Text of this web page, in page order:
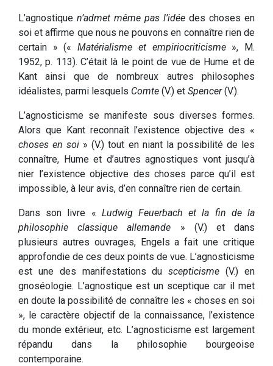
L’agnostique n’admet même pas l’idée des choses en
soi et affirme que nous ne pouvons en connaître rien de
certain » («Matérialisme et empiriocriticisme», M.
1952, p. 113). C’était là le point de vue de Hume et de
Kant ainsi que de nombreux autres philosophes
idéalistes, parmi lesquels Comte (V.) et Spencer(V.).
L’agnosticisme se manifeste sous diverses formes.
Alors que Kant reconnaît l’existence objective des «
choses en soi » (V.) tout en niant la possibilité de les
connaître, Hume et d’autres agnostiques vont jusqu’à
nier l’existence objective des choses parce qu’il est
impossible, à leur avis, d’en connaître rien de certain.
Dans son livre « Ludwig Feuerbach et la fin de la
philosophie classique allemande » (V.) et dans
plusieurs autres ouvrages, Engels a fait une critique
approfondie de ces deux points de vue. L’agnosticisme
est une des manifestations duscepticisme (V.) en
gnoséologie. L’agnostique est un sceptique car il met
en doute la possibilité de connaître les « choses en soi
», le caractère objectif de la connaissance, l’existence
du monde extérieur, etc. L’agnosticisme est largement
répandu dans la philosophie bourgeoise
contemporaine.